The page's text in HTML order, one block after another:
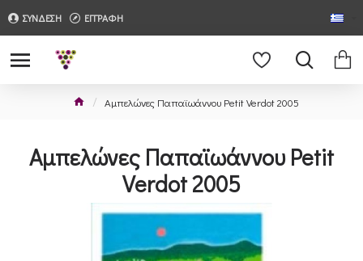
ΣΥΝΔΕΣΗ ΕΓΓΡΑΦΗ
Αμπελώνες Παπαϊωάννου Petit Verdot 2005
Αμπελώνες Παπαϊωάννου Petit
Verdot 2005